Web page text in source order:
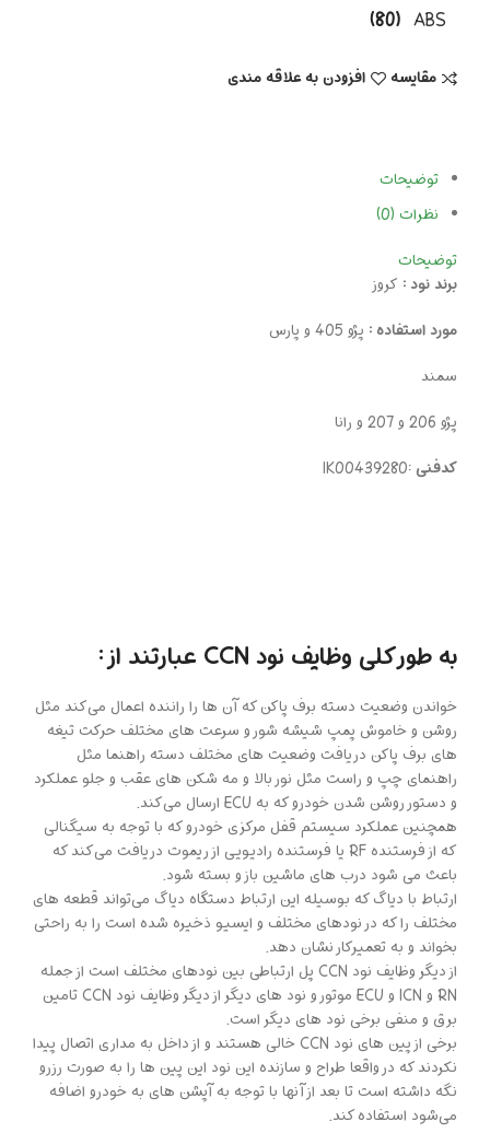
ABS
(80)
مقایسه افزودن به علاقه مندی
توضیحات
نظرات (0)
توضیحات
برند نود : کروز
مورد استفاده : پژو 405 و پارس
سمند
پژو 206 و 207 و رانا
کدفنی :IK00439280
به طور کلی وظایف نود CCN عبارتند از :
خواندن وضعیت دسته برف پاکن که آن ها را راننده اعمال می‌کند مثل
روشن و خاموش پمپ شیشه شور و سرعت های مختلف حرکت تیغه
های برف پاکن دریافت وضعیت های مختلف دسته راهنما مثل
راهنمای چپ و راست مثل نور بالا و مه شکن های عقب و جلو عملکرد
و دستور روشن شدن خودرو که به ECU ارسال می‌کند.
همچنین عملکرد سیستم قفل مرکزی خودرو که با توجه به سیگنالی
که از فرستنده RF یا فرستنده رادیویی از ریموت دریافت می‌کند که
باعث می شود درب های ماشین باز و بسته شود.
ارتباط با دیاگ که بوسیله این ارتباط دستگاه دیاگ می‌تواند قطعه های
مختلف را که در نودهای مختلف و ایسیو ذخیره شده است را به راحتی
بخواند و به تعمیرکار نشان دهد.
از دیگر وظایف نود CCN پل ارتباطی بین نودهای مختلف است از جمله
RN و ICN و ECU موتور و نود های دیگر از دیگر وظایف نود CCN تامین
برق و منفی برخی نود های دیگر است.
برخی از پین های نود CCN خالی هستند و از داخل به مداری اتصال پیدا
نکردند که در واقعا طراح و سازنده این نود این پین ها را به صورت رزرو
نگه داشته است تا بعد از آنها با توجه به آپشن های به خودرو اضافه
می‌شود استفاده کند.